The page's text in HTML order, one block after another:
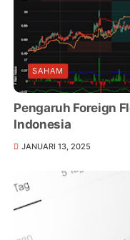
SAHAM
Pengaruh Foreign
Indonesia
JANUARI 13, 2025